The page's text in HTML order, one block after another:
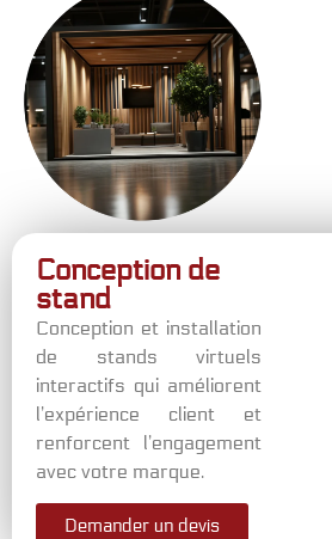
Conception de
stand
Conception et installation
de stands virtuels
interactifs qui améliorent
l’expérience client et
renforcent l’engagement
avec votre marque.
Demander un devis